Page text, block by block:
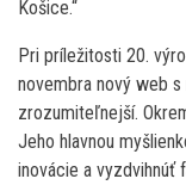
Košice.“
Pri príležitosti 20.
novembra nový web
zrozumiteľnejší.
Jeho hlavnou
inovácie a vyzdvihnúť